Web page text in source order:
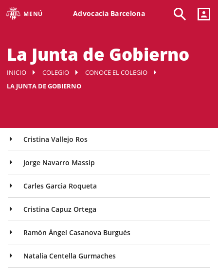
MENÚ Advocacia Barcelona
La Junta de Gobierno
INICIO COLEGIO
CONOCE EL COLEGIO
LA JUNTA DE GOBIERNO
Cristina Vallejo Ros
Jorge Navarro Massip
Carles Garcia Roqueta
Cristina Capuz Ortega
Ramón Ángel Casanova Burgués
Natalia Centella Gurmaches